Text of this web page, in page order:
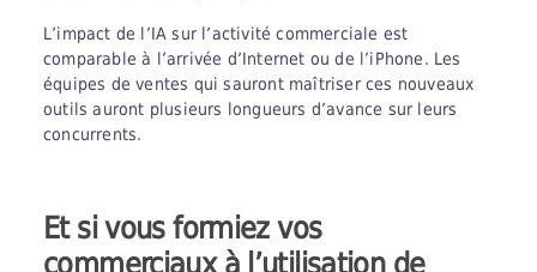
L’impact de l’IA sur l’activité commerciale est
comparable à l’arrivée d’Internet ou de l’iPhone. Les
équipes de ventes qui sauront maîtriser ces nouveaux
outils auront plusieurs longueurs d’avance sur leurs
concurrents.
Et si vous formiez vos
commerciaux à l’utilisation de